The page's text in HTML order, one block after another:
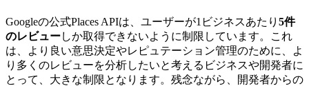
Googleの公式Places APIは、ユーザーが1ビジネスあたり 5件
のレビューしか取得できないように制限しています。これ
は、より良い意思決定やレピュテーション管理のために、よ
り多くのレビューを分析したいと考えるビジネスや開発者に
とって、大きな制限となります。残念ながら、開発者からの